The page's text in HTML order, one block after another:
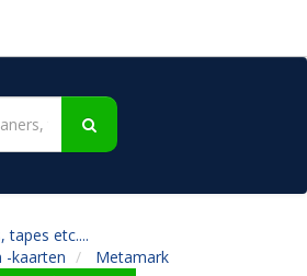
tapes etc....
-kaarten
Metamark